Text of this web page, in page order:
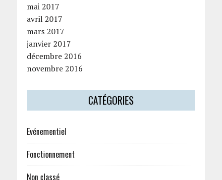
mai 2017
avril 2017
mars 2017
janvier 2017
décembre 2016
novembre 2016
CATÉGORIES
Evénementiel
Fonctionnement
Non classé